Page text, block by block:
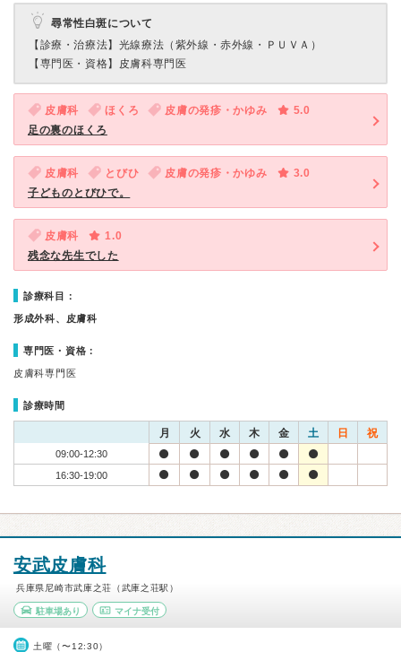
尋常性白斑について
【診療・治療法】 光線療法（紫外線・赤外線・ＰＵＶＡ）
【専門医・資格】 皮膚科専門医
皮膚科 ほくろ 皮膚の発疹・かゆみ
5.0
足の裏のほくろ
皮膚科 とびひ 皮膚の発疹・かゆみ
3.0
子どものとびひで。
皮膚科
1.0
残念な先生でした
診療科目：
形成外科、皮膚科
専門医・資格：
皮膚科専門医
診療時間
月 火 水 木 金 土 日 祝
09:00-12:30
16:30-19:00
安武皮膚科
兵庫県尼崎市武庫之荘（武庫之荘駅）
駐車場あり マイナ受付
土曜（〜12:30）